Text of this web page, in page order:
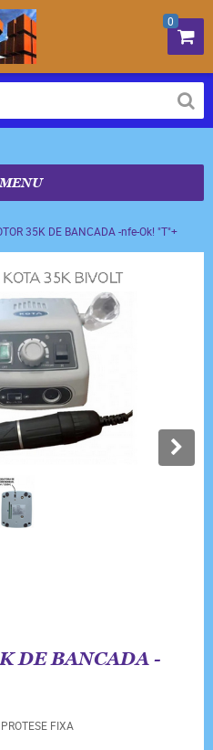
0
MENU
35K DE BANCADA -nfe-Ok! "T"+
DE BANCADA -
FIXA